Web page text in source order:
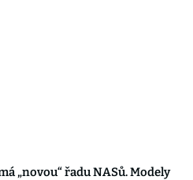
„novou“ řadu NASů. Modely